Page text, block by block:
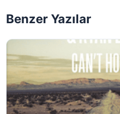
Benzer Yazılar